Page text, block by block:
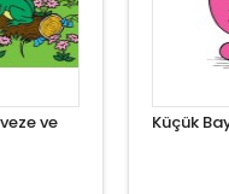
ve Küçük